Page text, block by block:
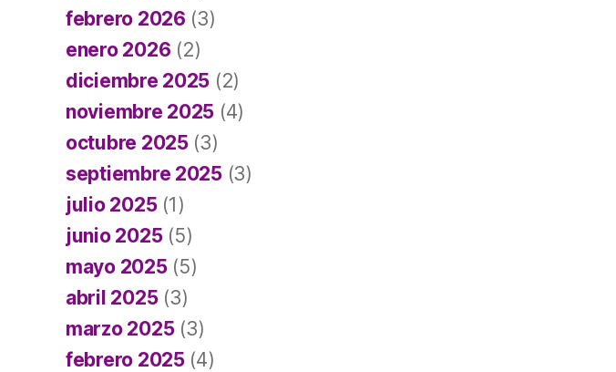
febrero 2026 (3)
enero 2026 (2)
diciembre 2025 (2)
noviembre 2025 (4)
octubre 2025(3)
septiembre 2025(3)
julio 2025(1)
junio 2025(5)
mayo 2025(5)
abril 2025(3)
marzo 2025(3)
febrero 2025(4)